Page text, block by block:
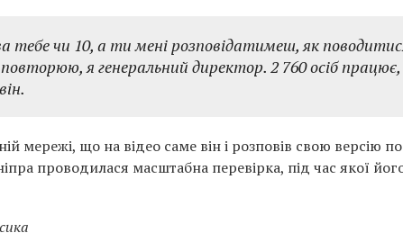
тебе чи 10, а ти мені розповідатимеш, як
я генеральний директор. 2 760 осіб
мережі, що на відео саме він і розповів свою версію
проводилася масштабна перевірка, під час якої